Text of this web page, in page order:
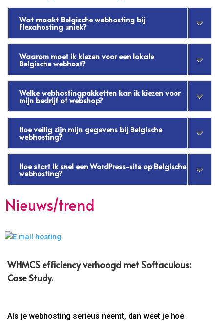
Wat maakt Belgische webhosting bij
Flexahosting uniek?
Waarom moet ik kiezen voor een lokale
Belgische webhost?
Welke webhostingpakketten kan ik kiezen voor
mijn bedrijf of webshop?
Hoe veilig zijn mijn gegevens bij Belgische
webhosting?
Hoe start ik snel een WordPress-site op Belgische
webhosting?
Nieuws/trend
WHMCS efficiency verhoogd met Softaculous:
Case Study.​
Als je webhosting serieus neemt, dan weet je hoe